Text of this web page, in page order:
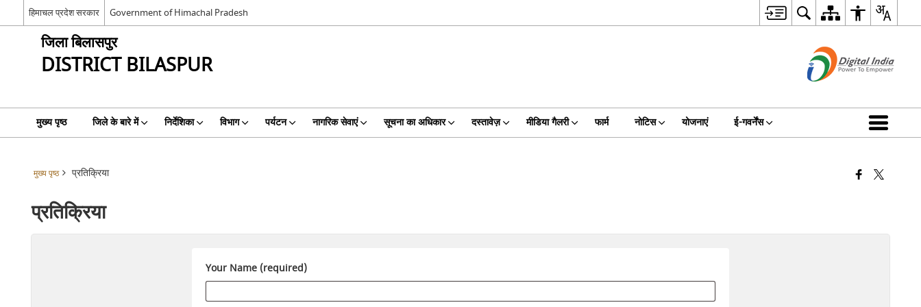
हिमाचल प्रदेश सरकार Government of Himachal Pradesh
जिला बिलासपुर
DISTRICT BILASPUR
मुख्य पृष्ठ जिले के बारे में निर्देशिका विभाग पर्यटन नागरिक सेवाएं सूचना का अधिकार दस्तावेज़ मीडिया गैलरी फार्म नोटिस योजनाएं ई-गवर्नेंस
मुख्य पृष्ठ प्रतिक्रिया
प्रतिक्रिया
Your Name (required)